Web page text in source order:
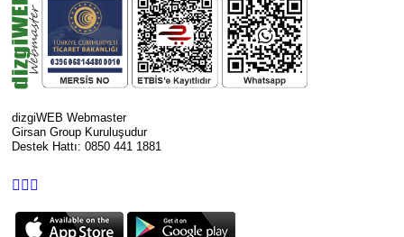
dizgiWEB Webmaster
Girsan Group Kuruluşudur
Destek Hattı: 0850 441 1881